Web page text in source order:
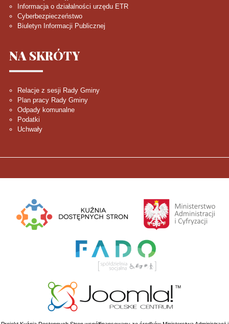
Informacja o działalności urzędu ETR
Cyberbezpieczeństwo
Biuletyn Informacji Publicznej
NA SKRÓTY
Relacje z sesji Rady Gminy
Plan pracy Rady Gminy
Odpady komunalne
Podatki
Uchwały